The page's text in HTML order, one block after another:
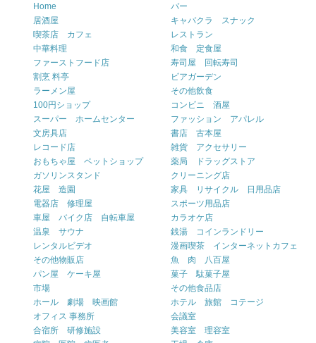
Home
バー
居酒屋
キャバクラ スナック
喫茶店 カフェ
レストラン
中華料理
和食 定食屋
ファーストフード店
寿司屋 回転寿司
割烹 料亭
ビアガーデン
ラーメン屋
その他飲食
100円ショップ
コンビニ 酒屋
スーパー ホームセンター
ファッション アパレル
文房具店
書店 古本屋
レコード店
雑貨 アクセサリー
おもちゃ屋 ペットショップ
薬局 ドラッグストア
ガソリンスタンド
クリーニング店
花屋 造園
家具 リサイクル 日用品店
電器店 修理屋
スポーツ用品店
車屋 バイク店 自転車屋
カラオケ店
温泉 サウナ
銭湯 コインランドリー
レンタルビデオ
漫画喫茶 インターネットカフェ
その他物販店
魚 肉 八百屋
パン屋 ケーキ屋
菓子 駄菓子屋
市場
その他食品店
ホール 劇場 映画館
ホテル 旅館 コテージ
オフィス 事務所
会議室
合宿所 研修施設
美容室 理容室